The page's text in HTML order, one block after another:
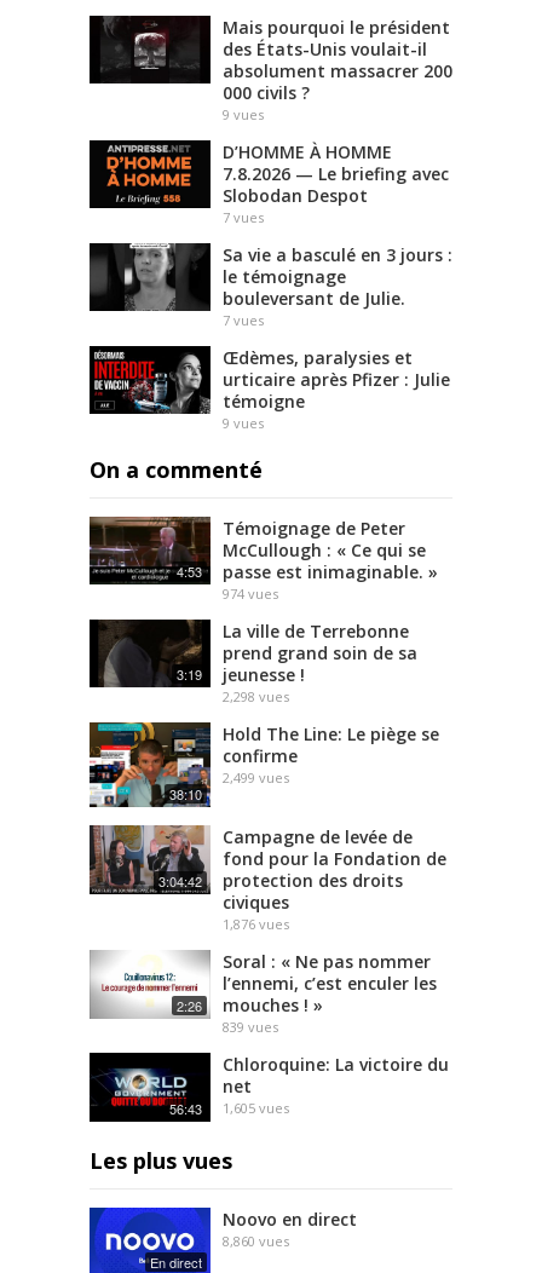
Mais pourquoi le président
des États-Unis voulait-il
absolument massacrer 200
000 civils ?
9 vues
D’HOMME À HOMME
7.8.2026 — Le briefing avec
Slobodan Despot
7 vues
Sa vie a basculé en 3 jours :
le témoignage
bouleversant de Julie.
7 vues
Œdèmes, paralysies et
urticaire après Pfizer : Julie
témoigne
9 vues
On a commenté
4:53
Témoignage de Peter
McCullough : « Ce qui se
passe est inimaginable. »
974 vues
3:19
La ville de Terrebonne
prend grand soin de sa
jeunesse !
2,298 vues
38:10
Hold The Line: Le piège se
confirme
2,499 vues
3:04:42
Campagne de levée de
fond pour la Fondation de
protection des droits
civiques
1,876 vues
2:26
Soral : « Ne pas nommer
l’ennemi, c’est enculer les
mouches ! »
839 vues
56:43
Chloroquine: La victoire du
net
1,605 vues
Les plus vues
En direct
Noovo en direct
8,860 vues